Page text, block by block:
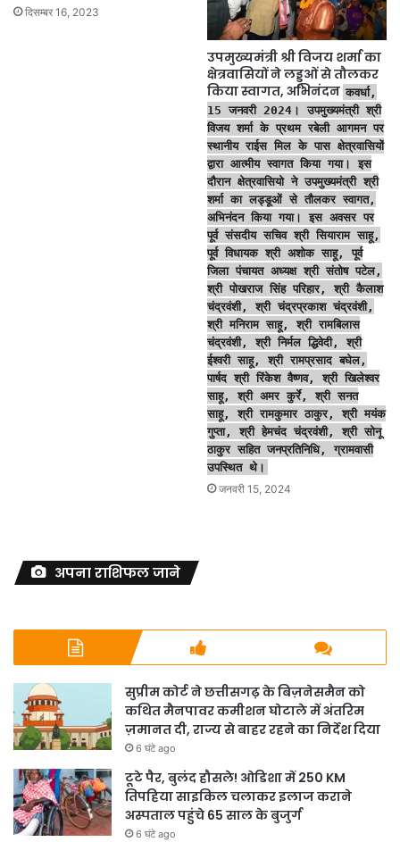
दिसम्बर 16, 2023
उपमुख्यमंत्री श्री विजय शर्मा का
क्षेत्रवासियों ने लड्डूओं से तौलकर
किया स्वागत, अभिनंदन कवर्धा,
15 जनवरी 2024। उपमुख्यमंत्री श्री
विजय शर्मा के प्रथम रबेली आगमन पर
स्थानीय राईस मिल के पास क्षेत्रवासियों
द्वारा आत्मीय स्वागत किया गया। इस
दौरान क्षेत्रवासियो ने उपमुख्यमंत्री श्री
शर्मा का लड्डूओं से तौलकर स्वागत,
अभिनंदन किया गया। इस अवसर पर
पूर्व संसदीय सचिव श्री सियाराम साहू,
पूर्व विधायक श्री अशोक साहू, पूर्व
जिला पंचायत अध्यक्ष श्री संतोष पटेल,
श्री पोखराज सिंह परिहार, श्री कैलाश
चंद्रवंशी, श्री चंद्रप्रकाश चंद्रवंशी,
श्री मनिराम साहू, श्री रामबिलास
चंद्रवंशी, श्री निर्मल द्धिवेदी, श्री
ईश्वरी साहू, श्री रामप्रसाद बघेल,
पार्षद श्री रिंकेश वैष्णव, श्री खिलेश्वर
साहू, श्री अमर कुर्रे, श्री सनत
साहू, श्री रामकुमार ठाकुर, श्री मयंक
गुप्ता, श्री हेमचंद चंद्रवंशी, श्री सोनू
ठाकुर सहित जनप्रतिनिधि, ग्रामवासी
उपस्थित थे।
जनवरी 15, 2024
अपना राशिफल जाने
सुप्रीम कोर्ट ने छत्तीसगढ़ के बिज़नेसमैन को
कथित मैनपावर कमीशन घोटाले में अंतरिम
ज़मानत दी, राज्य से बाहर रहने का निर्देश दिया
6 घंटे ago
टूटे पैर, बुलंद हौसले! ओडिशा में 250 KM
तिपहिया साइकिल चलाकर इलाज कराने
अस्पताल पहुंचे 65 साल के बुजुर्ग
6 घंटे ago